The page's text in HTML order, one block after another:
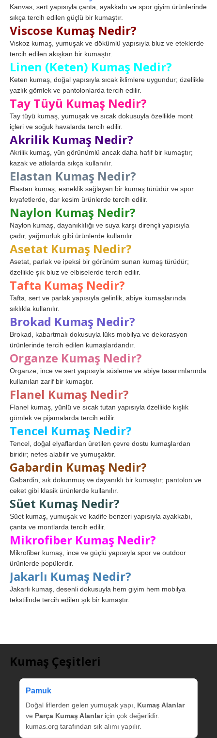
Kanvas, sert yapısıyla çanta, ayakkabı ve spor giyim ürünlerinde
sıkça tercih edilen güçlü bir kumaştır.
Viscose Kumaş Nedir?
Viskoz kumaş, yumuşak ve dökümlü yapısıyla bluz ve eteklerde
tercih edilen akışkan bir kumaştır.
Linen (Keten) Kumaş Nedir?
Keten kumaş, doğal yapısıyla sıcak iklimlere uygundur; özellikle
yazlık gömlek ve pantolonlarda tercih edilir.
Tay Tüyü Kumaş Nedir?
Tay tüyü kumaş, yumuşak ve sıcak dokusuyla özellikle mont
içleri ve soğuk havalarda tercih edilir.
Akrilik Kumaş Nedir?
Akrilik kumaş, yün görünümlü ancak daha hafif bir kumaştır;
kazak ve atkılarda sıkça kullanılır.
Elastan Kumaş Nedir?
Elastan kumaş, esneklik sağlayan bir kumaş türüdür ve spor
kıyafetlerde, dar kesim ürünlerde tercih edilir.
Naylon Kumaş Nedir?
Naylon kumaş, dayanıklılığı ve suya karşı dirençli yapısıyla
çadır, yağmurluk gibi ürünlerde kullanılır.
Asetat Kumaş Nedir?
Asetat, parlak ve ipeksi bir görünüm sunan kumaş türüdür;
özellikle şık bluz ve elbiselerde tercih edilir.
Tafta Kumaş Nedir?
Tafta, sert ve parlak yapısıyla gelinlik, abiye kumaşlarında
sıklıkla kullanılır.
Brokad Kumaş Nedir?
Brokad, kabartmalı dokusuyla lüks mobilya ve dekorasyon
ürünlerinde tercih edilen kumaşlardandır.
Organze Kumaş Nedir?
Organze, ince ve sert yapısıyla süsleme ve abiye tasarımlarında
kullanılan zarif bir kumaştır.
Flanel Kumaş Nedir?
Flanel kumaş, yünlü ve sıcak tutan yapısıyla özellikle kışlık
gömlek ve pijamalarda tercih edilir.
Tencel Kumaş Nedir?
Tencel, doğal elyaflardan üretilen çevre dostu kumaşlardan
biridir; nefes alabilir ve yumuşaktır.
Gabardin Kumaş Nedir?
Gabardin, sık dokunmuş ve dayanıklı bir kumaştır; pantolon ve
ceket gibi klasik ürünlerde kullanılır.
Süet Kumaş Nedir?
Süet kumaş, yumuşak ve kadife benzeri yapısıyla ayakkabı,
çanta ve montlarda tercih edilir.
Mikrofiber Kumaş Nedir?
Mikrofiber kumaş, ince ve güçlü yapısıyla spor ve outdoor
ürünlerde popülerdir.
Jakarlı Kumaş Nedir?
Jakarlı kumaş, desenli dokusuyla hem giyim hem mobilya
tekstilinde tercih edilen şık bir kumaştır.
Kumaş Çeşitleri
Pamuk
Doğal liflerden gelen yumuşak yapı, Kumaş Alanlar
ve Parça Kumaş Alanlariçin çok değerlidir.
kumas.org tarafından sık alımı yapılır.